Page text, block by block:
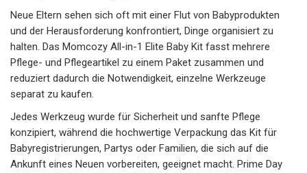
Neue Eltern sehen sich oft mit einer Flut von Babyprodukten
und der Herausforderung konfrontiert, Dinge organisiert zu
halten. Das Momcozy All-in-1 Elite Baby Kit fasst mehrere
Pflege- und Pflegeartikel zu einem Paket zusammen und
reduziert dadurch die Notwendigkeit, einzelne Werkzeuge
separat zu kaufen.
Jedes Werkzeug wurde für Sicherheit und sanfte Pflege
konzipiert, während die hochwertige Verpackung das Kit für
Babyregistrierungen, Partys oder Familien, die sich auf die
Ankunft eines Neuen vorbereiten, geeignet macht. Prime Day